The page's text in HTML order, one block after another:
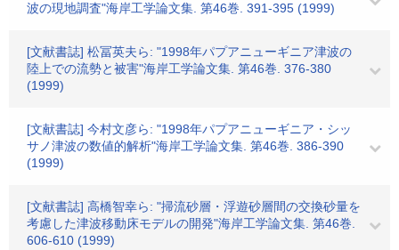
波の現地調査"海岸工学論文集. 第46巻. 391-395 (1999)
[文献書誌] 松冨英夫ら: "1998年パプアニューギニア津波の
陸上での流勢と被害"海岸工学論文集. 第46巻. 376-380
(1999)
[文献書誌] 今村文彦ら: "1998年パプアニューギニア・シッ
サノ津波の数値的解析"海岸工学論文集. 第46巻. 386-390
(1999)
[文献書誌] 高橋智幸ら: "掃流砂層・浮遊砂層間の交換砂量を
考慮した津波移動床モデルの開発"海岸工学論文集. 第46巻.
606-610 (1999)